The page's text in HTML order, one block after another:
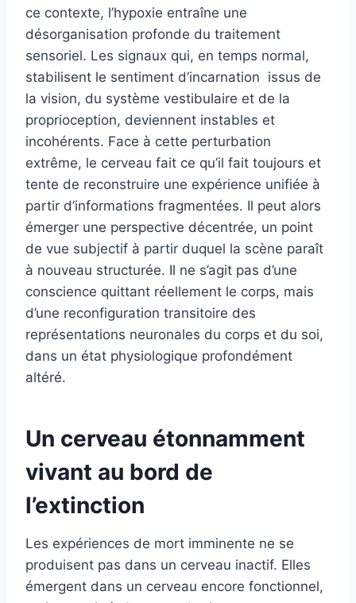
ce contexte, l’hypoxie entraîne une
désorganisation profonde du traitement
sensoriel. Les signaux qui, en temps normal,
stabilisent le sentiment d’incarnation issus de
la vision, du système vestibulaire et de la
proprioception, deviennent instables et
incohérents. Face à cette perturbation
extrême, le cerveau fait ce qu’il fait toujours et
tente de reconstruire une expérience unifiée à
partir d’informations fragmentées. Il peut alors
émerger une perspective décentrée, un point
de vue subjectif à partir duquel la scène paraît
à nouveau structurée. Il ne s’agit pas d’une
conscience quittant réellement le corps, mais
d’une reconfiguration transitoire des
représentations neuronales du corps et du soi,
dans un état physiologique profondément
altéré.
Un cerveau étonnamment
vivant au bord de
l’extinction
Les expériences de mort imminente ne se
produisent pas dans un cerveau inactif. Elles
émergent dans un cerveau encore fonctionnel,